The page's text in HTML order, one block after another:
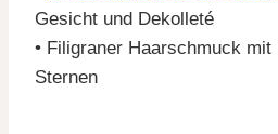
Gesicht und Dekolleté
• Filigraner Haarschmuck
Sternen